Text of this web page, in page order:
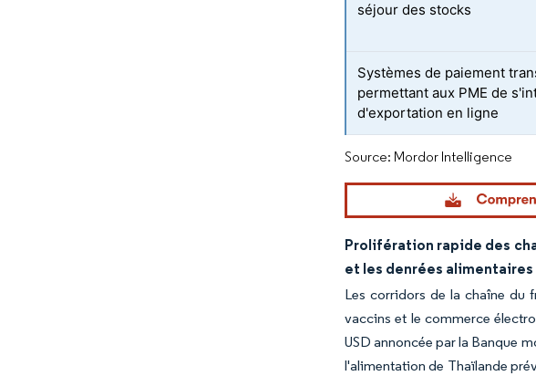
séjour des stocks
Systèmes de paiement
permettant aux PME de
d'exportation en ligne
Source: Mordor Intelligence
Prolifération rapide des
et les denrées
Les corridors de la chaîne du
vaccins et le commerce
USD annoncée par la Banque
l'alimentation de Thaïlande